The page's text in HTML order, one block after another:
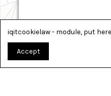
iqitcookielaw - module, put
Accept